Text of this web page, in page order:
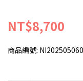
NT$8,700
商品編號: